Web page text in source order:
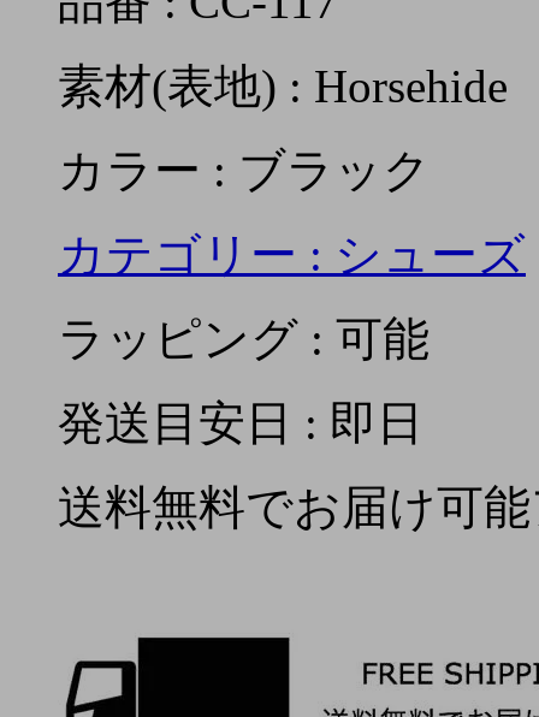
素材(表地) : Horsehide
カラー : ブラック
カテゴリー : シューズ
ラッピング : 可能
発送目安日 : 即日
送料無料でお届け可